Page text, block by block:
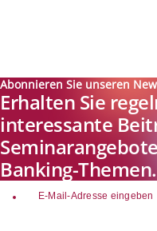
Abonnieren Sie unseren
Erhalten Sie
interessante
Banking-Themen.
email